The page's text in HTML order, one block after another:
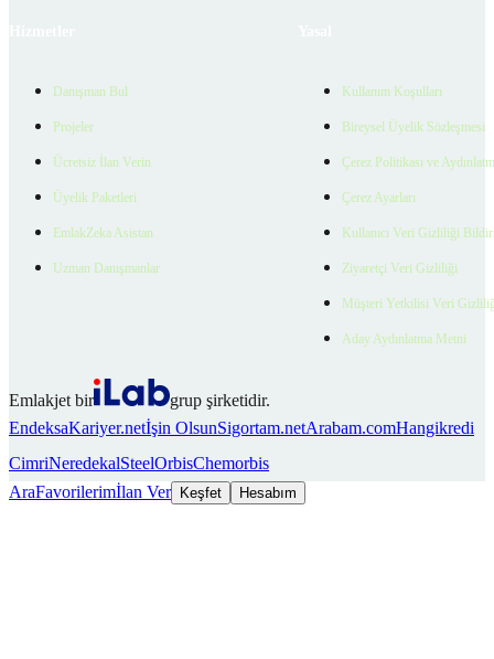
Danışman Bul
Projeler
Ücretsiz İlan Verin
Üyelik Paketleri
EmlakZeka Asistan
Uzman Danışmanlar
Kullanım Koşulları
Bireysel Üyelik Sözleşmesi
Çerez Politikası ve
Çerez Ayarları
Kullanıcı Veri Gizliliği
Ziyaretçi Veri Gizliliği
Müşteri Yetkilisi Veri
Aday Aydınlatma Metni
Emlakjet bir
grup şirketidir.
EndeksaKariyer.netİşin OlsunSigortam.netArabam.comHangikredi
CimriNeredekalSteelOrbisChemorbis
AraFavorilerimİlan Ver Keşfet Hesabım